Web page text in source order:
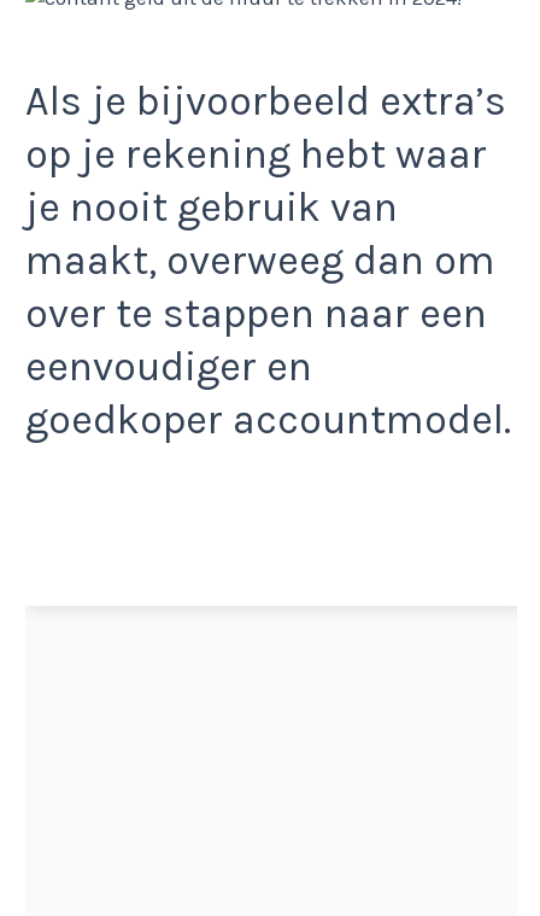
Als je bijvoorbeeld extra’s
op je rekening hebt waar
je nooit gebruik van
maakt, overweeg dan om
over te stappen naar een
eenvoudiger en
goedkoper accountmodel.